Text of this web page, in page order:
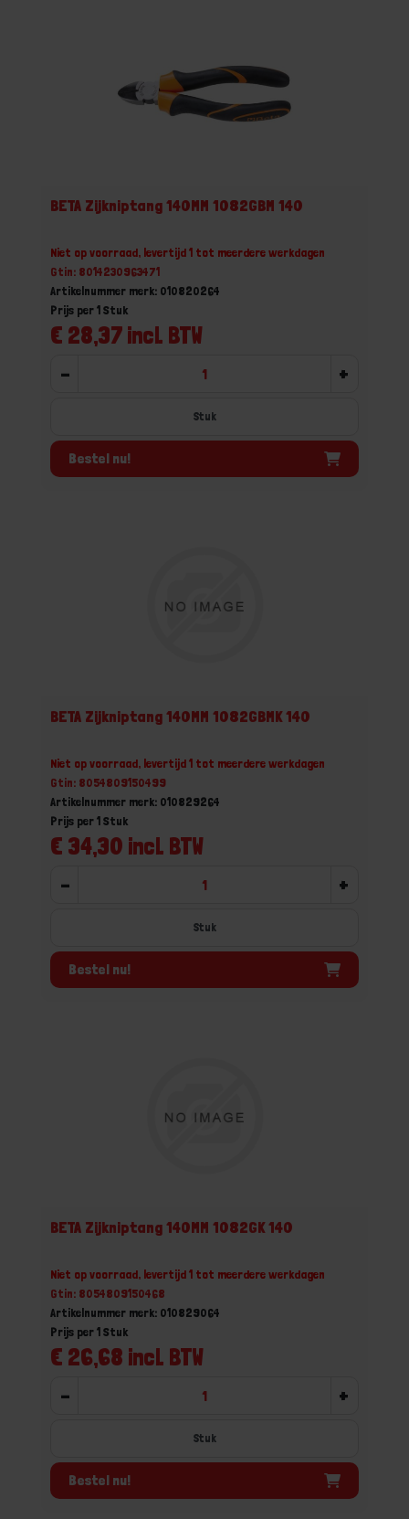
BETA Zijkniptang 140MM 1082GBM 140
Niet op voorraad, levertijd 1 tot meerdere werkdagen
Gtin: 8014230963471
Artikelnummer merk: 010820264
€ 28,37 incl. BTW
Prijs per 1 Stuk
- +
Stuk
Bestel nu!
BETA Zijkniptang 140MM 1082GBMK 140
Niet op voorraad, levertijd 1 tot meerdere werkdagen
Gtin: 8054809150499
Artikelnummer merk: 010829264
€ 34,30 incl. BTW
Prijs per 1 Stuk
- +
Stuk
Bestel nu!
BETA Zijkniptang 140MM 1082GK 140
Niet op voorraad, levertijd 1 tot meerdere werkdagen
Gtin: 8054809150468
Artikelnummer merk: 010829064
€ 26,68 incl. BTW
Prijs per 1 Stuk
- +
Stuk
Bestel nu!